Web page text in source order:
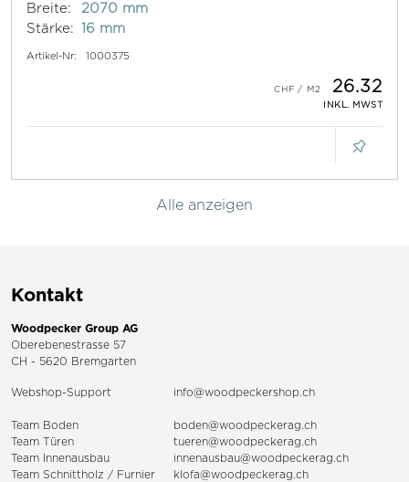
Breite:
2070 mm
Stärke: 16 mm
Artikel-Nr: 1000375
26.32
INKL. MWST
Alle anzeigen
Kontakt
Woodpecker Group AG
Oberebenestrasse 57
CH - 5620 Bremgarten
Webshop-Support info@woodpeckershop.ch
Team Boden
boden@woodpeckerag.ch
Team Türen
tueren@woodpeckerag.ch
Team Innenausbau
innenausbau@woodpeckerag.ch
Team Schnittholz / Furnier
klofa@woodpeckerag.ch